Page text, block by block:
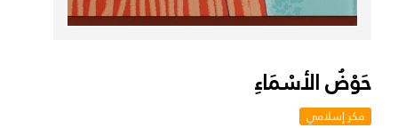
حَوْضُ الأسْمَاءِ
فكر إسلامي